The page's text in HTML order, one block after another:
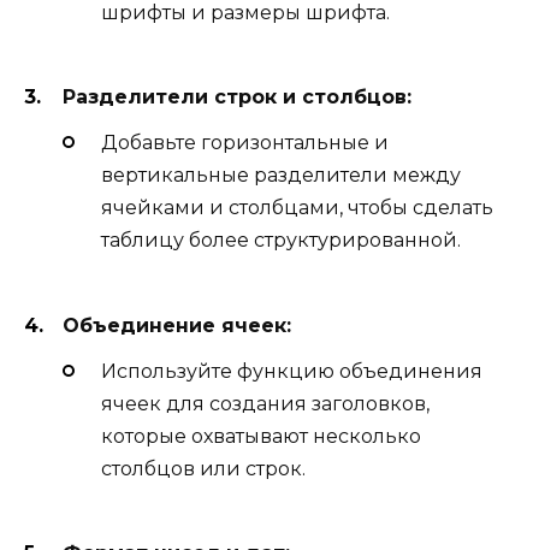
шрифты и размеры шрифта.
Разделители строк и столбцов:
Добавьте горизонтальные и
вертикальные разделители между
ячейками и столбцами, чтобы сделать
таблицу более структурированной.
Объединение ячеек:
Используйте функцию объединения
ячеек для создания заголовков,
которые охватывают несколько
столбцов или строк.